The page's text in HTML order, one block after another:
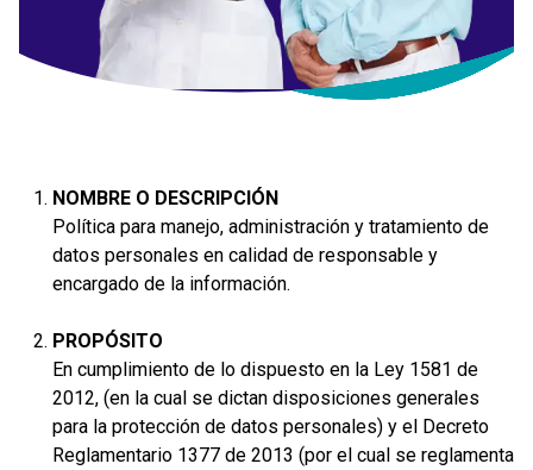
NOMBRE O DESCRIPCIÓN
Política para manejo, administración y tratamiento de
datos personales en calidad de responsable y
encargado de la información.
PROPÓSITO
En cumplimiento de lo dispuesto en la Ley 1581 de
2012, (en la cual se dictan disposiciones generales
para la protección de datos personales) y el Decreto
Reglamentario 1377 de 2013 (por el cual se reglamenta